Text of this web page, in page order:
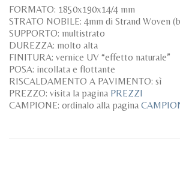
FORMATO: 1850x190x14/4 mm
STRATO NOBILE: 4mm di Strand Woven
SUPPORTO: multistrato
DUREZZA: molto alta
FINITURA: vernice UV “effetto naturale”
POSA: incollata e flottante
RISCALDAMENTO A PAVIMENTO: sì
PREZZO: visita la pagina PREZZI
CAMPIONE: ordinalo alla pagina